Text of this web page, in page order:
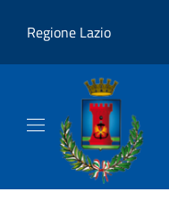
Regione Lazio